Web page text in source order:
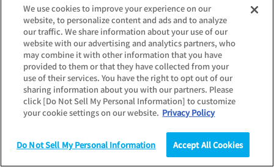
統計（データ） コラム
内定者意識調査
内定を保有している学生を対象に実施した意識
調査
【主な項目】
内々定保有社数／入社意欲の高まるPR／インタ
ーンシップ・仕事体験の影響
最新調査更新日：2025.12.11
We use cookies to improve your experience on our
website, to personalize content and ads and to analyze
our traffic. We share information about your use of our
website with our advertising and analytics partners, who
may combine it with other information that you have
provided to them or that they have collected from your
use of their services. You have the right to opt out of our
sharing information about you with our partners. Please
click [Do Not Sell My Personal Information] to customize
your cookie settings on our website. Privacy Policy
Do Not Sell My Personal Information Accept All Cookies